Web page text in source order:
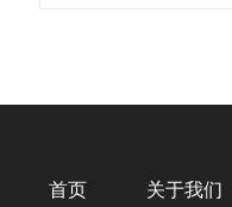
首页 关于我们